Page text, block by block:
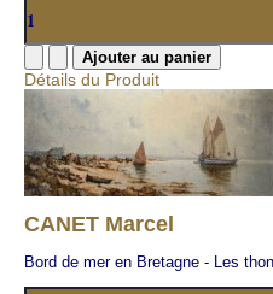
Détails du Produit
CANET Marcel
Bord de mer en Bretagne - Les